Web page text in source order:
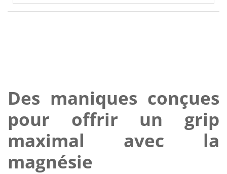
Des maniques conçues
pour offrir un grip
maximal avec la
magnésie